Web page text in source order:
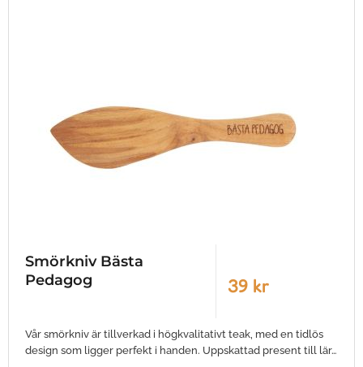
Smörkniv Bästa
Pedagog
39 kr
Vår smörkniv är tillverkad i högkvalitativt teak, med en tidlös
design som ligger perfekt i handen. Uppskattad present till lär…